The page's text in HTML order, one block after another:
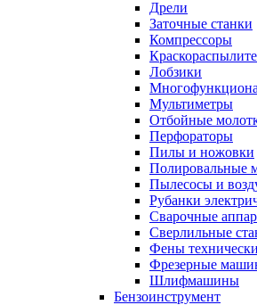
Дрели
Заточные станки
Компрессоры
Лобзики
Мультиметры
Отбойные
Перфораторы
Пилы и ножовки
Полировальные
Пылесосы и
Рубанки
Сварочные
Сверлильные
Фены
Фрезерные
Шлифмашины
Бензоинструмент